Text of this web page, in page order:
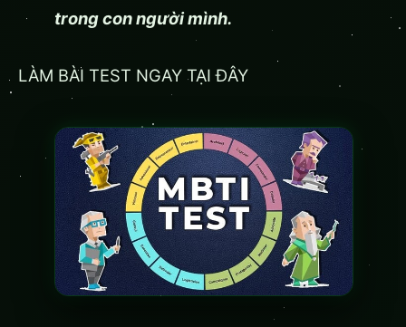
trong con người mình.
LÀM BÀI TEST NGAY TẠI ĐÂY